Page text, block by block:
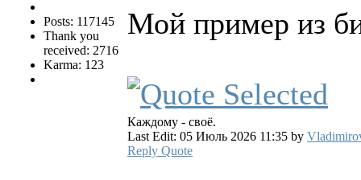
Posts: 117145
Thank you
received: 2716
Karma: 123
Мой пример из
Каждому - своё.
Last Edit: 05 Июль 2026 11:35 by
Reply Quote